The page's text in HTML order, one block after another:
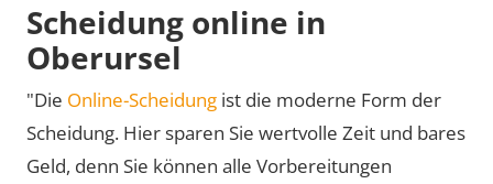
Scheidung online in
Oberursel
"Die Online-Scheidung ist die moderne Form der
Scheidung. Hier sparen Sie wertvolle Zeit und bares
Geld, denn Sie können alle Vorbereitungen